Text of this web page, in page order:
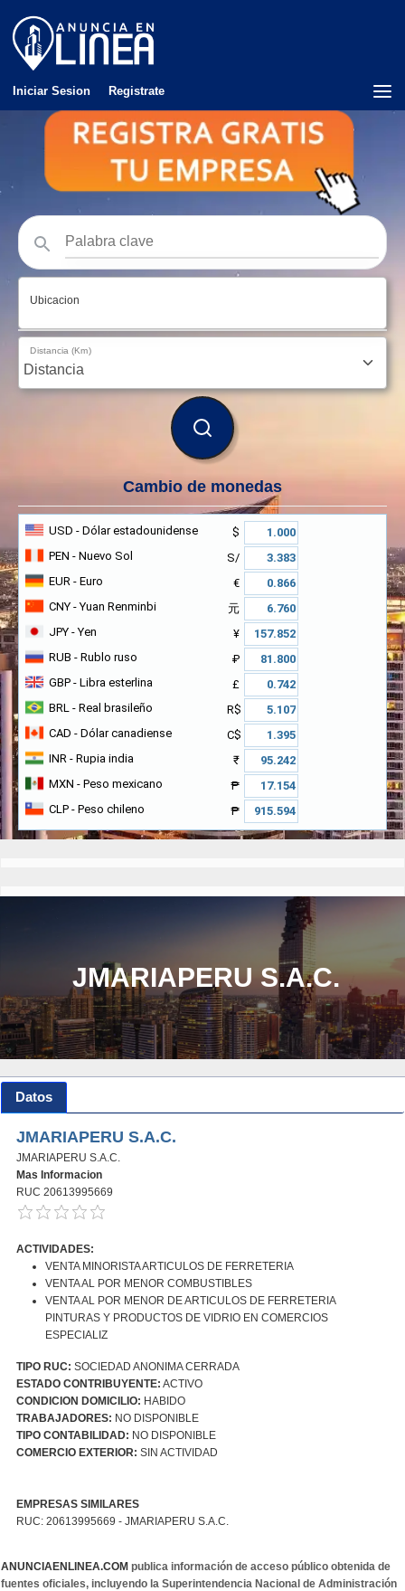
Iniciar Sesion Registrate
Ubicacion
Distancia (Km)
BUSCAR
Cambio de monedas
USD - Dólar estadounidense
$
PEN - Nuevo Sol
S/
EUR - Euro
€
CNY - Yuan Renminbi
元
JPY - Yen
¥
RUB - Rublo ruso
₽
GBP - Libra esterlina
£
BRL - Real brasileño
R$
CAD - Dólar canadiense
C$
INR - Rupia india
₹
MXN - Peso mexicano
₱
CLP - Peso chileno ₱
JMARIAPERU S.A.C.
Datos
JMARIAPERU S.A.C.
JMARIAPERU S.A.C.
Mas Informacion
RUC 20613995669
ACTIVIDADES:
VENTA MINORISTA ARTICULOS DE FERRETERIA
VENTA AL POR MENOR COMBUSTIBLES
VENTA AL POR MENOR DE ARTICULOS DE FERRETERIA
PINTURAS Y PRODUCTOS DE VIDRIO EN COMERCIOS
ESPECIALIZ
TIPO RUC: SOCIEDAD ANONIMA CERRADA
ESTADO CONTRIBUYENTE: ACTIVO
CONDICION DOMICILIO: HABIDO
TRABAJADORES: NO DISPONIBLE
TIPO CONTABILIDAD: NO DISPONIBLE
COMERCIO EXTERIOR: SIN ACTIVIDAD
EMPRESAS SIMILARES
RUC: 20613995669 - JMARIAPERU S.A.C.
ANUNCIAENLINEA.COM publica información de acceso público obtenida de
fuentes oficiales, incluyendo la Superintendencia Nacional de Administración